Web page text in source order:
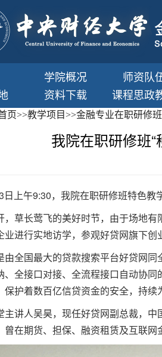
学院概况 师资队
资料下载 课程思政
页>>教学项目>>金融专业在职研修班
我院在职研修班“
上午9:30，我院在职研修班特色教
，草长莺飞的美好时节，由于场地
业进行实地访学，参观好贷网旗下
由全国最大的贷款搜索平台好贷网
、全接口对接、全流程接口自动协
保护着数百亿信贷资金的安全，持续
主讲人吴昊，现任好贷网副总裁，
曾在期货、担保、融资租赁及互联网